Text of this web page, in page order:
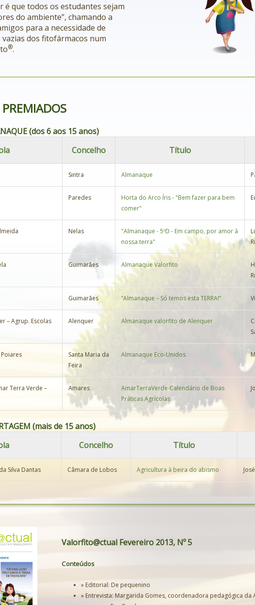
é que todos os estudantes sejam
do ambiente”, chamando a
para a necessidade de
dos fitofármacos num
®.
(dos 6 aos 15 anos)
Concelho Título
Sintra Almanaque
Paredes
Horta do Arco Íris - "Bem fazer para bem
comer"
Nelas
"Almanaque - 5ºD - Em campo, por amor à
nossa terra"
Guimarães Almanaque Valorfito
Guimarães “Almanaque – Só temos esta TERRA!”
– Agrup. Escolas Alenquer Almanaque valorfito de Alenquer
Santa Maria da
Feira
Almanaque Eco-Unidos
Terra Verde –
Amares
AmarTerraVerde-Calendário de Boas
Práticas Agrícolas
(mais de 15 anos)
Concelho Título
Silva Dantas Câmara de Lobos Agricultura à beira do abismo
Valorfito@ctual Fevereiro 2013, Nº 5
Conteúdos
» Editorial: De pequenino
» Entrevista: Margarida Gomes, coordenadora pedagógica da